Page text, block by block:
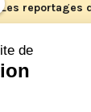
Les reportages
Article
La visite
XIV à Assise à